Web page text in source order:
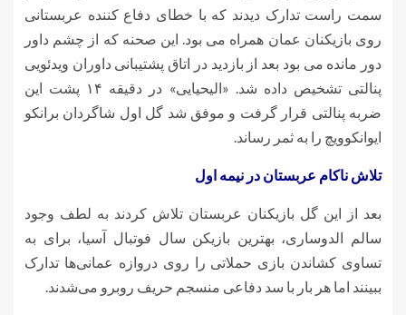
سمت راست تدارک دیدند که با خطای دفاع کننده عربستانی
روی بازیکنان عمان همراه می بود. این صحنه که از چشم داور
دور مانده می بود بعد از بازدید در اتاق پشتیبانی داوران ویدئویی
پنالتی تشخیص داده شد. «الیحیایی» در دقیقه ۱۴ پشت این
ضربه پنالتی قرار گرفت و موفق شد گل اول شاگردان برانکو
ایوانکوویچ را به ثمر رساند.
تلاش ناکام عربستان در نیمه اول
بعد از این گل بازیکنان عربستان تلاش کردند به لطف وجود
سالم الدوساری، بهترین بازیکن سال فوتبال آسیا، برای به
تساوی کشاندن بازی حملاتی را روی دروازه عمانی‌ها تدارک
ببینند اما هر بار با سد دفاعی منسجم حریف روبرو می‌شدند.